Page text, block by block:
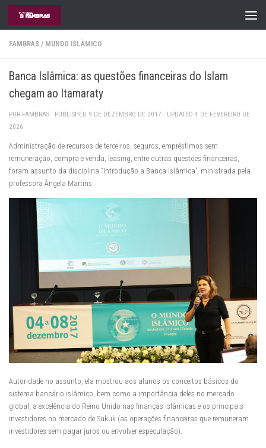
Skip to content
FAMBRAS / MUNDO ISLÂMICO
Banca Islâmica: as questões financeiras do Islam
chegam ao Itamaraty
POR FAMBRAS · PUBLISHED 9 DE DEZEMBRO DE 2017 · UPDATED 4 DE FEVEREIRO DE
2026
Administração de recursos de terceiros, seguros, empréstimos sem
remuneração, compra e venda, leasing, entre outras questões financeiras,
foram assunto da disciplina “Introdução a Banca Islâmica”, ministrada pela
professora Ângela Martins.
Autoridade no assunto, ela mostrou aos alunos os conceitos básicos do
sistema bancário islâmico, bem como a importância deles no mercado
global, a excelência do Reino Unido nas finanças islâmicas e os principais
investidores no mercado de Sukuk (as operações financeiras que remuneram
investidores sem pagar juros ou envolver especulação).